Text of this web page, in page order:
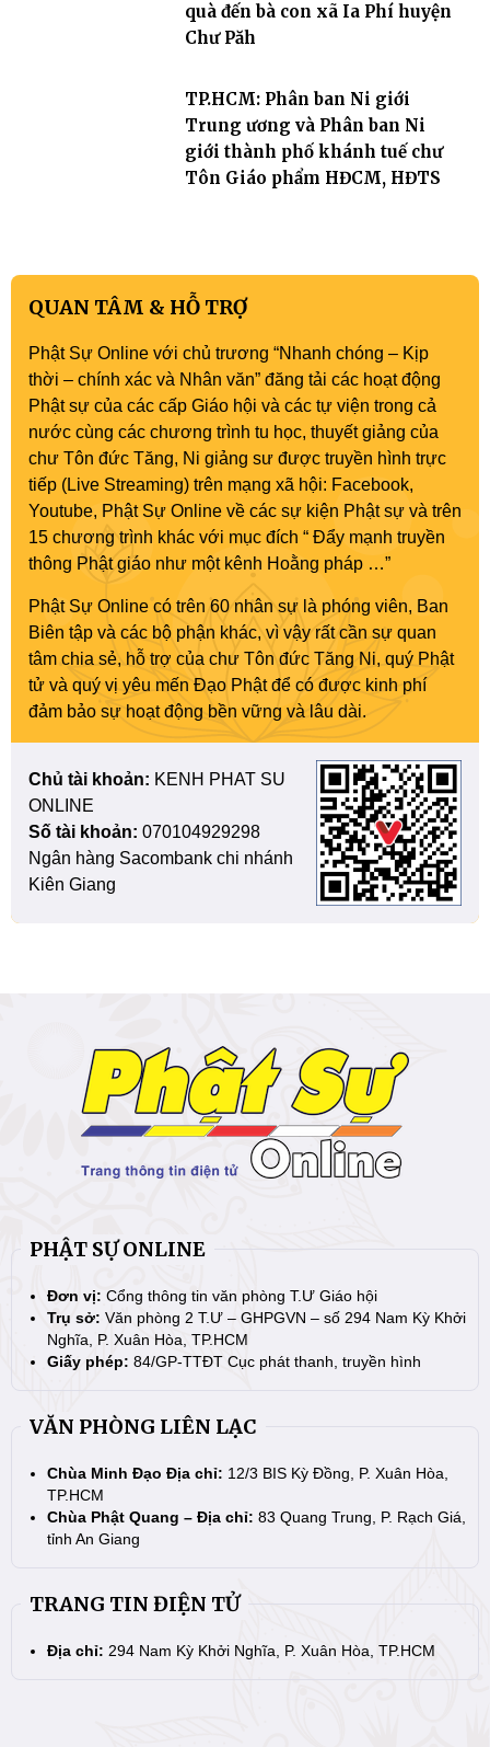
quà đến bà con xã Ia Phí huyện
Chư Păh
TP.HCM: Phân ban Ni giới
Trung ương và Phân ban Ni
giới thành phố khánh tuế chư
Tôn Giáo phẩm HĐCM, HĐTS
QUAN TÂM & HỖ TRỢ
Phật Sự Online với chủ trương “Nhanh chóng – Kịp
thời – chính xác và Nhân văn” đăng tải các hoạt động
Phật sự của các cấp Giáo hội và các tự viện trong cả
nước cùng các chương trình tu học, thuyết giảng của
chư Tôn đức Tăng, Ni giảng sư được truyền hình trực
tiếp (Live Streaming) trên mạng xã hội: Facebook,
Youtube, Phật Sự Online về các sự kiện Phật sự và trên
15 chương trình khác với mục đích “ Đẩy mạnh truyền
thông Phật giáo như một kênh Hoằng pháp …”
Phật Sự Online có trên 60 nhân sự là phóng viên, Ban
Biên tập và các bộ phận khác, vì vậy rất cần sự quan
tâm chia sẻ, hỗ trợ của chư Tôn đức Tăng Ni, quý Phật
tử và quý vị yêu mến Đạo Phật để có được kinh phí
đảm bảo sự hoạt động bền vững và lâu dài.
Chủ tài khoản: KENH PHAT SU
ONLINE
Số tài khoản: 070104929298
Ngân hàng Sacombank chi nhánh
Kiên Giang
PHẬT SỰ ONLINE
Đơn vị: Cổng thông tin văn phòng T.Ư Giáo hội
Trụ sở: Văn phòng 2 T.Ư – GHPGVN – số 294 Nam Kỳ Khởi
Nghĩa, P. Xuân Hòa, TP.HCM
Giấy phép: 84/GP-TTĐT Cục phát thanh, truyền hình
VĂN PHÒNG LIÊN LẠC
Chùa Minh Đạo Địa chỉ: 12/3 BIS Kỳ Đồng, P. Xuân Hòa,
TP.HCM
Chùa Phật Quang – Địa chỉ: 83 Quang Trung, P. Rạch Giá,
tỉnh An Giang
TRANG TIN ĐIỆN TỬ
Địa chỉ: 294 Nam Kỳ Khởi Nghĩa, P. Xuân Hòa, TP.HCM